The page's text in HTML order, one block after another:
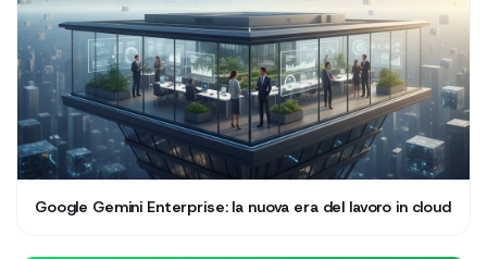
Google Gemini Enterprise: la nuova era del lavoro in cloud